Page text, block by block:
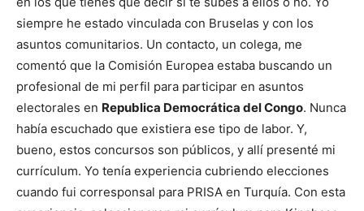
siempre he estado vinculada con Bruselas y con los
asuntos comunitarios. Un contacto, un colega, me
comentó que la Comisión Europea estaba buscando un
profesional de mi perfil para participar en asuntos
electorales en Republica Democrática del Congo. Nunca
había escuchado que existiera ese tipo de labor. Y,
bueno, estos concursos son públicos, y allí presenté mi
currículum. Yo tenía experiencia cubriendo elecciones
cuando fui corresponsal para PRISA en Turquía. Con esta